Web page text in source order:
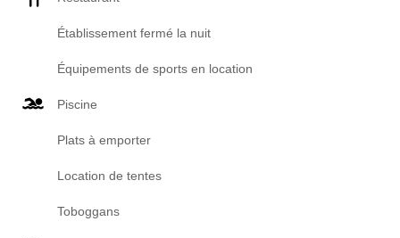
Établissement fermé la nuit
Équipements de sports en location
Piscine
Plats à emporter
Location de tentes
Toboggans